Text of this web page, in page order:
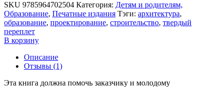
SKU 9785964702504 Категория: Детям и родителям,
Образование, Печатные издания Тэги: архитектура,
образование, проектирование, строительство, твердый
переплет
В корзину
Описание
Отзывы (1)
Эта книга должна помочь заказчику и молодому